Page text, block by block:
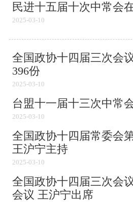
民进十五届十次中常会
2025-03-10
全国政协十四届三次会
396份
2025-03-10
台盟十一届十三次中常
2025-03-10
全国政协十四届常委会
王沪宁主持
2025-03-10
全国政协十四届三次会
会议 王沪宁出席